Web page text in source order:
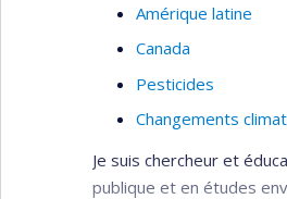
Amérique latine
Canada
Pesticides
Changements
Je suis chercheur et
publique et en études